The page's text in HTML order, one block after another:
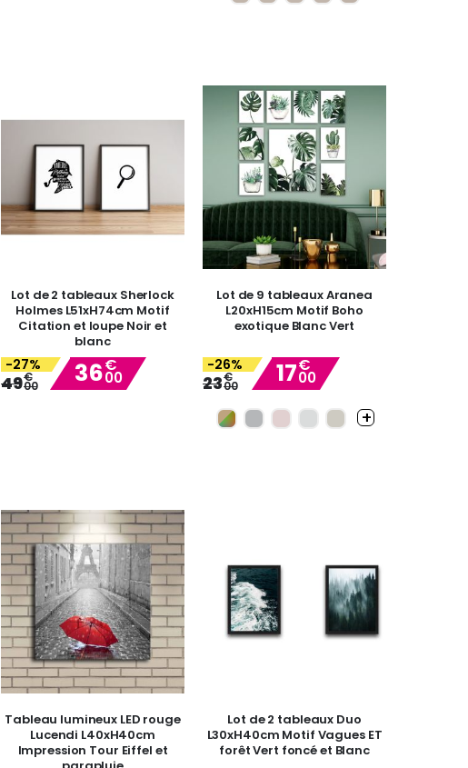
Lot de 2 tableaux Sherlock
Holmes L51xH74cm Motif
Citation et loupe Noir et
blanc
-27%
49€
00
Special
Price
36€
00
Lot de 9 tableaux Aranea
L20xH15cm Motif Boho
exotique Blanc Vert
-26%
23€
00
Special
Price
17€
00
Tableau lumineux LED rouge
Lucendi L40xH40cm
Impression Tour Eiffel et
Lot de 2 tableaux Duo
L30xH40cm Motif Vagues ET
forêt Vert foncé et Blanc